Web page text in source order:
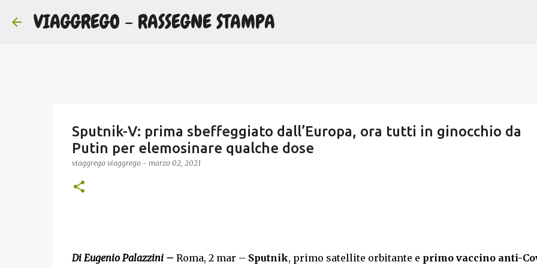
VIAGGREGO - RASSEGNE STAMPA
Sputnik-V: prima sbeffeggiato dall’Europa, ora tutti in ginocchio da
Putin per elemosinare qualche dose
viaggrego viaggrego - marzo 02, 2021
Di Eugenio Palazzini – Roma, 2 mar – Sputnik, primo satellite orbitante e primo vaccino anti-